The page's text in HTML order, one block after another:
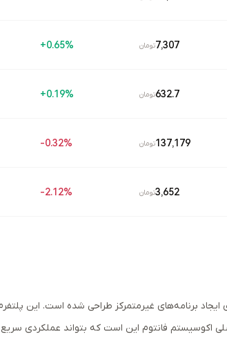
7,307تومان 0.65%+
632.7تومان 0.19%+
137,179تومان 0.32%-
3,652تومان 2.12%-
فانتوم این است که بتواند عملکردی